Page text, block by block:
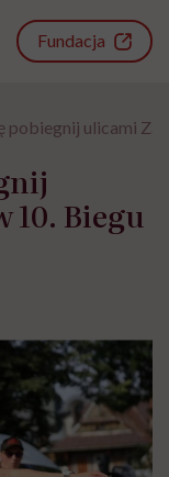
Fundacja
pobiegnij ulicami
10. Biegu